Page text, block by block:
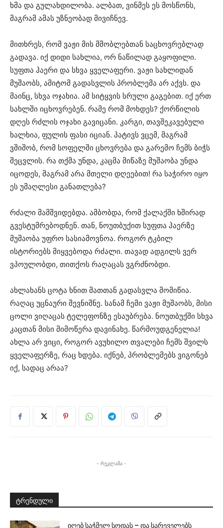
ხმა და გულახდილობა. ალბათ, ვინმეს ეს მოსწონს,
მაგრამ ამას უზნეობად მივიჩნევ.
მითხრეს, რომ ვაჟი მის მშობლებთან საცხოვრებლად
გადავა. იქ დიდი სახლია, ორ ნაწილად გაყოფილი.
სუფთა ჰაერი და სხვა ყველაფერი. ვაჟი სახლიდან
მუშაობს, ამიტომ გადასვლის პრობლემა არ აქვს. და
მაინც, სხვა ოჯახია. ამ სიტყვის სრული გაგებით. იქ ერთ
სახლში იცხოვრებენ. რამე რომ მოხდეს? ქორწილის
დღეს რძლის ოჯახი გავიცანი. კარგი, თავშეკავებული
ხალხია, ფულის ფასი იციან. პატივს ვცემ, მაგრამ
ვშიშობ, რომ სოფელში ცხოვრება და გარემო ჩემს ბიჭს
შეცვლის. რა თქმა უნდა, კაცმა მიწაზე მუშაობა უნდა
იცოდეს, მაგრამ არა მთელი დღეებით! რა საჭირო იყო
ეს უმაღლესი განათლება?
რძალი მამშვიდებდა. ამბობდა, რომ ქალაქში ხშირად
გვესტუმრებოდნენ. თან, ნოუთბუქით სუფთა ჰაერზე
მუშაობა უფრო სასიამოვნოა. როგორ ტკბილ
ისტორიებს მიყვებოდა რძალი. თავად ადგილს ვერ
ვპოულობდი, თითქოს რაღაცას ვგრძნობდი.
ახლახანს ცოტა ხნით მათთან გადასვლა მომიწია.
რაღაც უცნაური შევნიშნე. სანამ ჩემი ვაჟი მუშაობს, მისი
ცოლი ვიღაცას ტელეფონზე ესაუბრება. ნოუთბუქში სხვა
კაცთან მისი მიმოწერა დავინახე. წარმოუდგენელია!
ახლა არ ვიცი, როგორ ავუხილო თვალები ჩემს შვილს
ყველაფერზე, რაც ხდება. იქნებ, პრობლემებს ვიგონებ
იქ, სადაც არაა?
- რეკლამა -
ტრენდული
იღებ საჭმელ სოდას – და სარეველებს